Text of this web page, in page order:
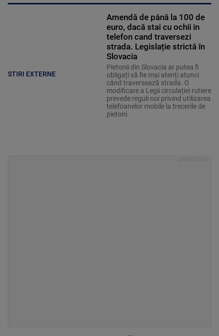
STIRI EXTERNE
Amendă de până la 100 de
euro, dacă stai cu ochii in
telefon cand traversezi
strada. Legislație strictă în
Slovacia
Pietonii din Slovacia ar putea fi
obligați să fie mai atenți atunci
când traversează strada. O
modificare a Legii circulației rutiere
prevede reguli noi privind utilizarea
telefoanelor mobile la trecerile de
pietoni.